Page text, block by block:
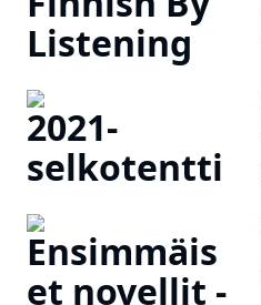
Listening
2021-
selkotentti
Ensimmäis
et novellit -